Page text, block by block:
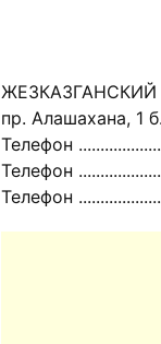
пр. Алашахана, 1 б.
Телефон
Телефон
Телефон